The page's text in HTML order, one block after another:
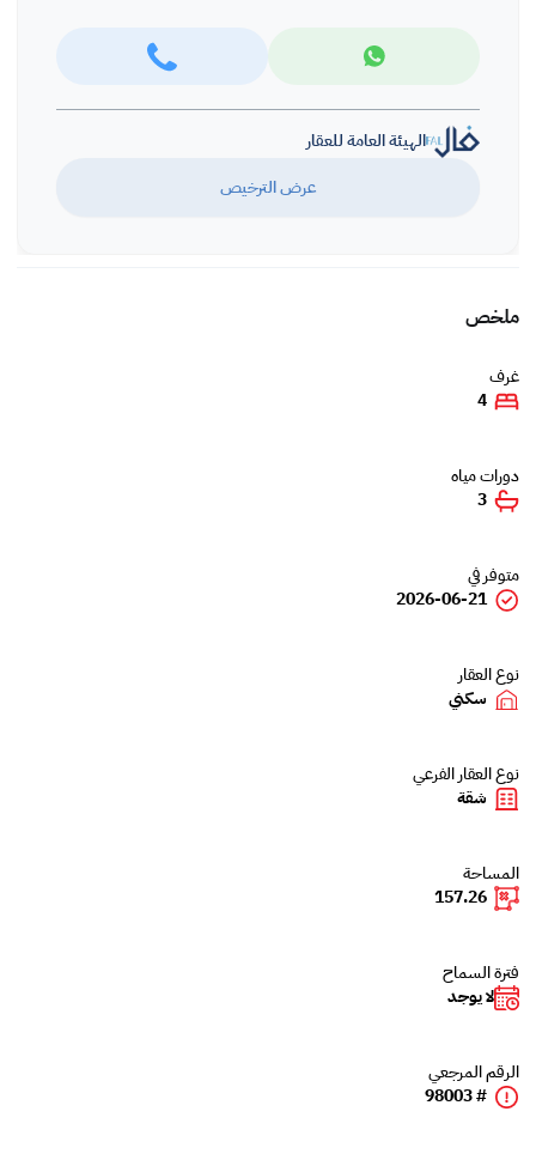
الهيئة العامة للعقار
عرض الترخيص
ملخص
غرف
4
دورات مياه
3
متوفر في
2026-06-21
نوع العقار
سكني
نوع العقار الفرعي
شقة
المساحة
157.26
فترة السماح
لا يوجد
الرقم المرجعي
# 98003